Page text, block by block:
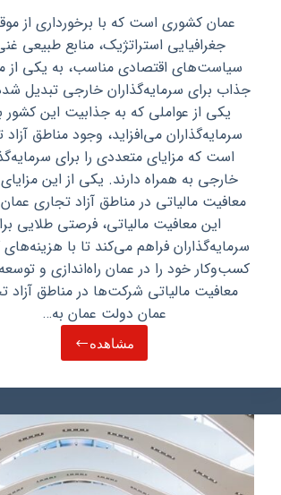
عمان کشوری است که با برخورداری از
جغرافیایی استراتژیک، منابع طبیعی
سیاست‌های اقتصادی مناسب، به یکی از
جذاب برای سرمایه‌گذاران خارجی تبدیل
یکی از عواملی که به جذابیت این کشور
سرمایه‌گذاران می‌افزاید، وجود مناطق
است که مزایای متعددی را برای
خارجی به همراه دارند. یکی از این
معافیت مالیاتی در مناطق آزاد تجاری
این معافیت مالیاتی، فرصتی طلایی
سرمایه‌گذاران فراهم می‌کند تا با
کسب‌وکار خود را در عمان راه‌اندازی و
معافیت مالیاتی شرکت‌ها در مناطق آزاد
عمان دولت عمان به…
مشاهدهمعافیت
در
آزاد
تجاری
عمان،
فرصتی
طلایی